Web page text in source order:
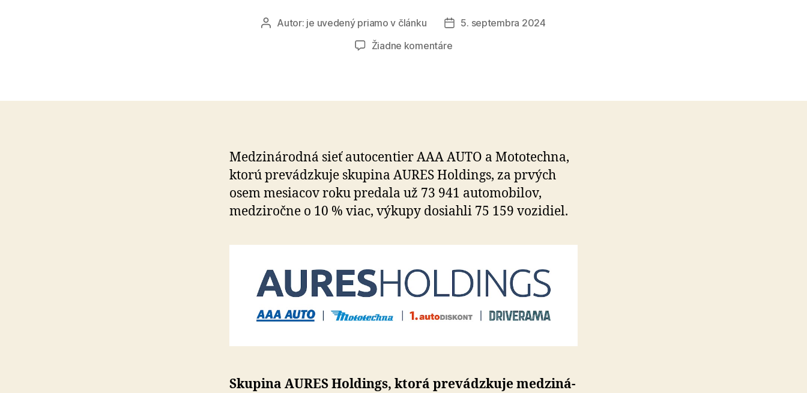
AutorAutor: je uvedený priamo v článku
Dátum
5. septembra 2024
Žiadne komentárena
využitiu
auguste
pokorilo
mesačnú
hranicu
20
zobchodovaných
Medzinárodná sieť autocentier AAA AUTO a Mo­to­tech­na,
ktorú pre­vádz­kuje sku­pi­na AURES Holdings, za prvých
osem me­sia­cov roku predala už 73 941 auto­mo­bilov,
medzi­ročne o 10 % viac, výkupy do­siahli 75 159 vozidiel.
Skupina AURES Holdings, ktorá prevádzkuje medzi­ná­